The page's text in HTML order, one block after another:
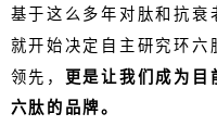
基于这么多年对肽和抗衰
就开始决定自主研究环六
领先， 更是让我们成为目
六肽的品牌。